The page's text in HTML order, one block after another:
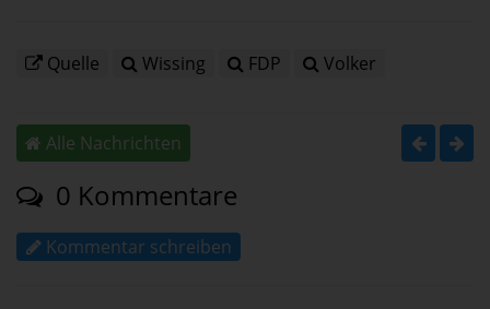
Quelle Wissing FDP Volker
Alle Nachrichten
0 Kommentare
Kommentar schreiben